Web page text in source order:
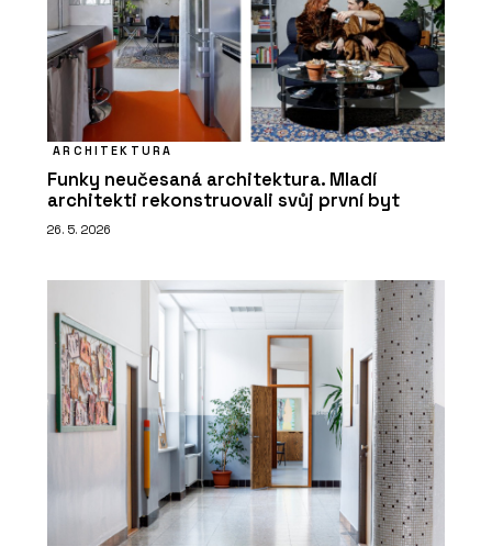
ARCHITEKTURA
Funky neučesaná architektura. Mladí
architekti rekonstruovali svůj první byt
26. 5. 2026